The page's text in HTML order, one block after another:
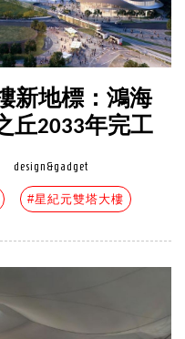
新地標：鴻海
丘2033年完工
design&gadget
#星紀元雙塔大樓